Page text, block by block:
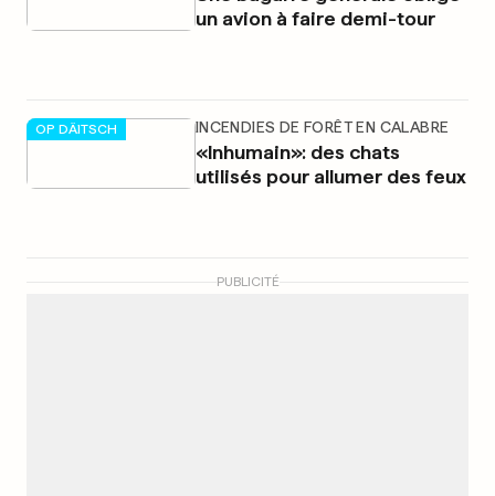
un avion à faire demi-tour
OP DÄITSCH INCENDIES DE FORÊT EN CALABRE
«Inhumain»: des chats
utilisés pour allumer des feux
PUBLICITÉ